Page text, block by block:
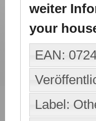
weiter
your
EAN:
Label: